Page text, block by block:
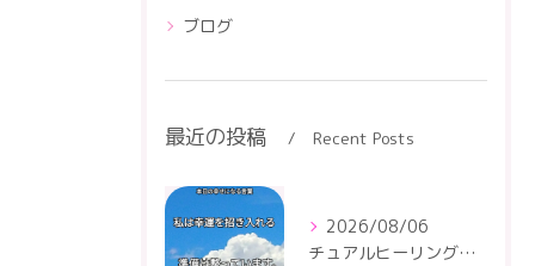
ブログ
最近の投稿 Recent Posts
2026/08/06
チュアルヒーリングセンター